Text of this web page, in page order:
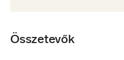
Összetevők